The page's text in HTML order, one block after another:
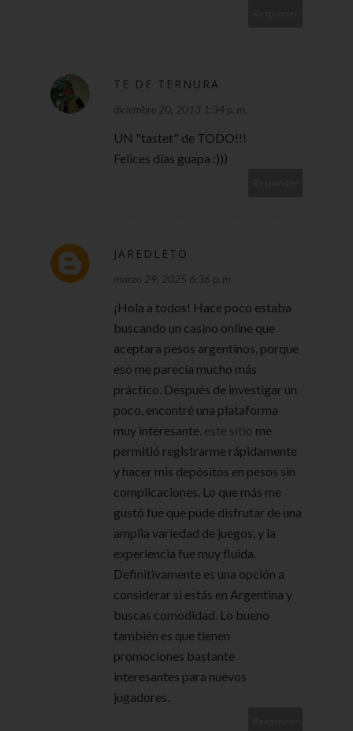
TE DE TERNURA
diciembre 20, 2013 1:34 p. m.
UN "tastet" de TODO!!!
Felices días guapa :)))
JAREDLETO
marzo 29, 2025 6:36 p. m.
¡Hola a todos! Hace poco estaba
buscando un casino online que
aceptara pesos argentinos, porque
eso me parecía mucho más
práctico. Después de investigar un
poco, encontré una plataforma
muy interesante. este sitio me
permitió registrarme rápidamente
y hacer mis depósitos en pesos sin
complicaciones. Lo que más me
gustó fue que pude disfrutar de una
amplia variedad de juegos, y la
experiencia fue muy fluida.
Definitivamente es una opción a
considerar si estás en Argentina y
buscas comodidad. Lo bueno
también es que tienen
promociones bastante
interesantes para nuevos
jugadores.